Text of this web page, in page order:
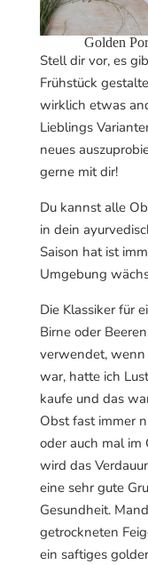
Golden
Stell dir vor, es
Frühstück
wirklich etwas
Lieblings
neues
gerne mit dir!
Du kannst alle
in dein
Saison hat ist
Umgebung
Die Klassiker für
Birne oder
verwendet, wenn
war, hatte ich
kaufe und das
Obst fast immer
oder auch mal im
wird das
eine sehr gute
Gesundheit.
getrockneten
ein saftiges